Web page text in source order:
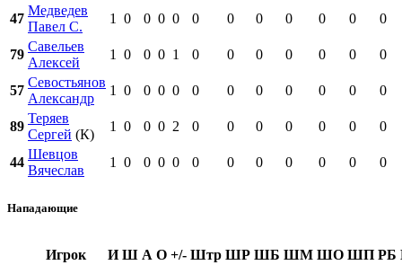
47
Медведев
Павел С.
1 0 0 0 0 0 0 0 0 0 0 0
79
Савельев
Алексей
1 0 0 0 1 0 0 0 0 0 0 0
57
Севостьянов
Александр
1 0 0 0 0 0 0 0 0 0 0 0
89
Теряев
Сергей (К)
1 0 0 0 2 0 0 0 0 0 0 0
44
Шевцов
Вячеслав
1 0 0 0 0 0 0 0 0 0 0 0
Нападающие
Игрок И Ш А О +/- Штр ШР ШБ ШМ ШО ШП РБ